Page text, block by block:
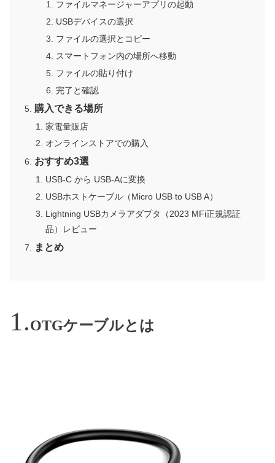
ファイルマネージャーアプリの起動
USBデバイスの選択
ファイルの選択とコピー
スマートフォン内の場所へ移動
ファイルの貼り付け
完了と確認
購入できる場所
家電量販店
オンラインストアでの購入
おすすめ3選
USB-C から USB-Aに変換
USBホストケーブル（Micro USB to USB A）
Lightning USBカメラアダプタ（2023 MFi正規認証
品）レビュー
まとめ
OTGケーブルとは